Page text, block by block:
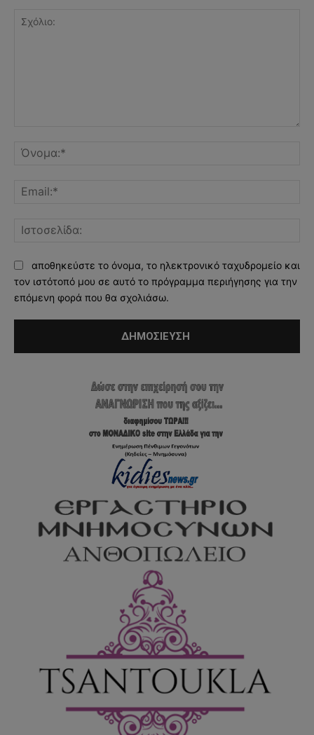
αποθηκεύστε το όνομα, το ηλεκτρονικό ταχυδρομείο και
τον ιστότοπό μου σε αυτό το πρόγραμμα περιήγησης για την
επόμενη φορά που θα σχολιάσω.